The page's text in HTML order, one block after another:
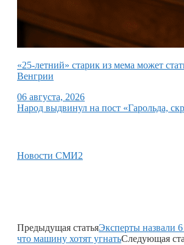
«25-летний» старик из мема может
Венгрии
06 августа, 2026
Народ выдвинул на пост «Гарольда,
Новости СМИ2
Предыдущая статьяЭксперты назвали
что машину хотят угнатьСледующая